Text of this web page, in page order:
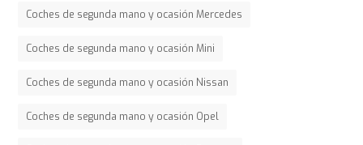
Coches de segunda mano y ocasión Mercedes
Coches de segunda mano y ocasión Mini
Coches de segunda mano y ocasión Nissan
Coches de segunda mano y ocasión Opel